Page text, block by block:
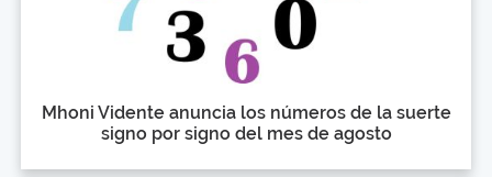
Mhoni Vidente anuncia los números de la suerte
signo por signo del mes de agosto